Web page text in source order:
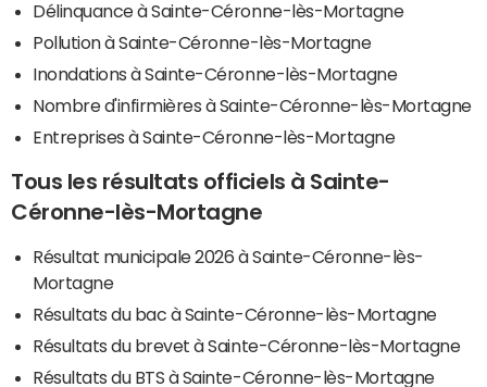
Délinquance à Sainte-Céronne-lès-Mortagne
Pollution à Sainte-Céronne-lès-Mortagne
Inondations à Sainte-Céronne-lès-Mortagne
Nombre d'infirmières à Sainte-Céronne-lès-Mortagne
Entreprises à Sainte-Céronne-lès-Mortagne
Tous les résultats officiels à Sainte-
Céronne-lès-Mortagne
Résultat municipale 2026 à Sainte-Céronne-lès-
Mortagne
Résultats du bac à Sainte-Céronne-lès-Mortagne
Résultats du brevet à Sainte-Céronne-lès-Mortagne
Résultats du BTS à Sainte-Céronne-lès-Mortagne